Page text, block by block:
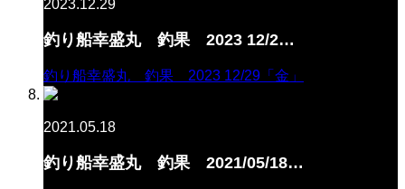
2023.12.29
釣り船幸盛丸 釣果 2023 12/2…
釣り船幸盛丸 釣果 2023 12/29「金」
2021.05.18
釣り船幸盛丸 釣果 2021/05/18…